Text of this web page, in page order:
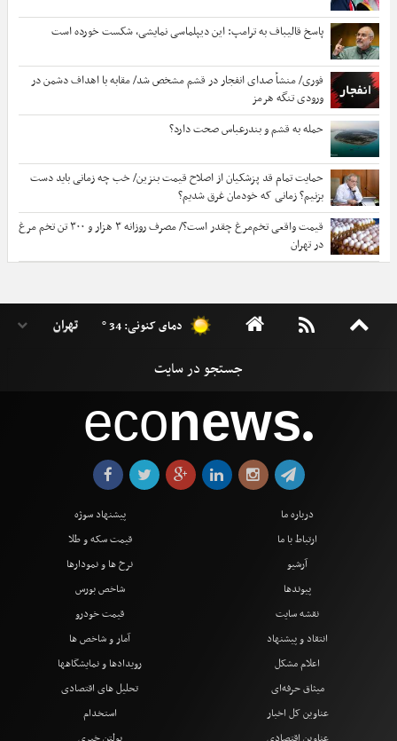
پاسخ قالیباف به ترامپ: این دیپلماسی نمایشی، شکست خورده است
فوری/ منشأ صدای انفجار در قشم مشخص شد/ مقابه با اهداف دشمن در
ورودی تنگه هرمز
حمله به قشم و بندرعباس صحت دارد؟
حمایت تمام قد پزشکیان از اصلاح قیمت بنزین/ خب چه زمانی باید دست
بزنیم؟ زمانی که خودمان غرق شدیم؟
قیمت واقعی تخم‌مرغ چقدر است؟/ مصرف روزانه ۳ هزار و ۳۰۰ تن تخم مرغ
در تهران
دمای کنونی: 34 °
econews●
درباره ما
ارتباط با ما
آرشیو
پیوندها
نقشه سایت
انتقاد و پیشنهاد
اعلام مشکل
میثاق حرفه‌ای
پیشنهاد سوژه
قیمت سکه و طلا
نرخ ها و نمودارها
شاخص بورس
قیمت خودرو
آمار و شاخص ها
رویدادها و نمایشگاهها
تحلیل های اقتصادی
عناوین کل اخبار
استخدام